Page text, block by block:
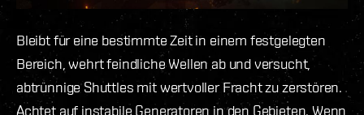
Bleibt für eine bestimmte Zeit in einem festgelegten
Bereich, wehrt feindliche Wellen ab und versucht,
abtrünnige Shuttles mit wertvoller Fracht zu zerstören.
Achtet auf instabile Generatoren in den Gebieten. Wenn